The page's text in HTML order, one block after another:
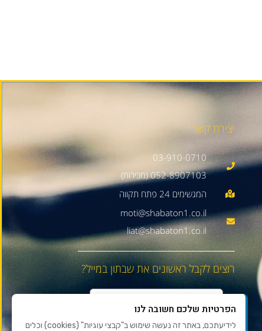
יצירת קשר
03-910-0710
052-8907103 (מכירות)
moti@shabaton1.co.il
liat@shabaton1.co.il
רוצים לקבל ראשונים את שבתון במייל?
הפרטיות שלכם חשובה לנו
לידיעתכם, באתר זה נעשה שימוש ב"קבצי עוגיות" (cookies) וכלים